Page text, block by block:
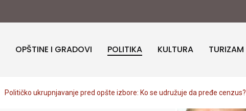
OPŠTINE I GRADOVI POLITIKA KULTURA TURIZAM
Političko ukrupnjavanje pred opšte izbore: Ko se udružuje da pređe cenzus?